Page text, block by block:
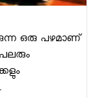
ഒരു പഴമാണ്‌